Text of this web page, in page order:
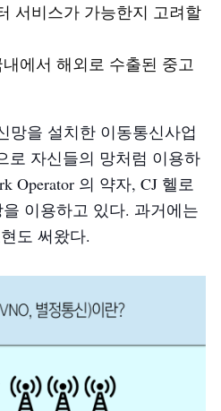
서비스가 가능한지 고려할
에서 해외로 수출된 중고
망을 설치한 이동통신사업
로 자신들의 망처럼 이용하
Operator 의 약자, CJ 헬로
이용하고 있다. 과거에는
도 써왔다.